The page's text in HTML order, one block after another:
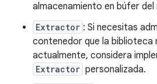
almacenamiento en búfer
Extractor : Si necesitas
contenedor que la biblioteca
actualmente, considera
Extractor personalizada.